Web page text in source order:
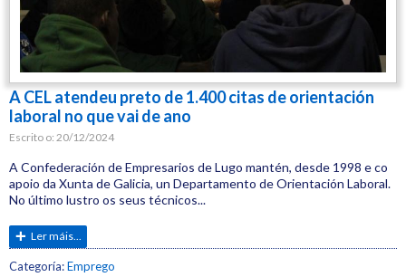
A CEL atendeu preto de 1.400 citas de orientación
laboral no que vai de ano
Escrito o: 20/12/2024
A Confederación de Empresarios de Lugo mantén, desde 1998 e co
apoio da Xunta de Galicia, un Departamento de Orientación Laboral.
No último lustro os seus técnicos...
Ler máis...
Categoría:Emprego
Etiquetas: